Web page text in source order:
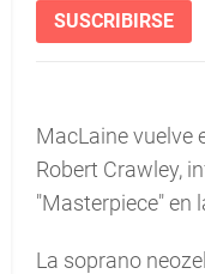
SUSCRIBIRSE
MacLaine vuelve
Robert Crawley,
"Masterpiece" en
La soprano